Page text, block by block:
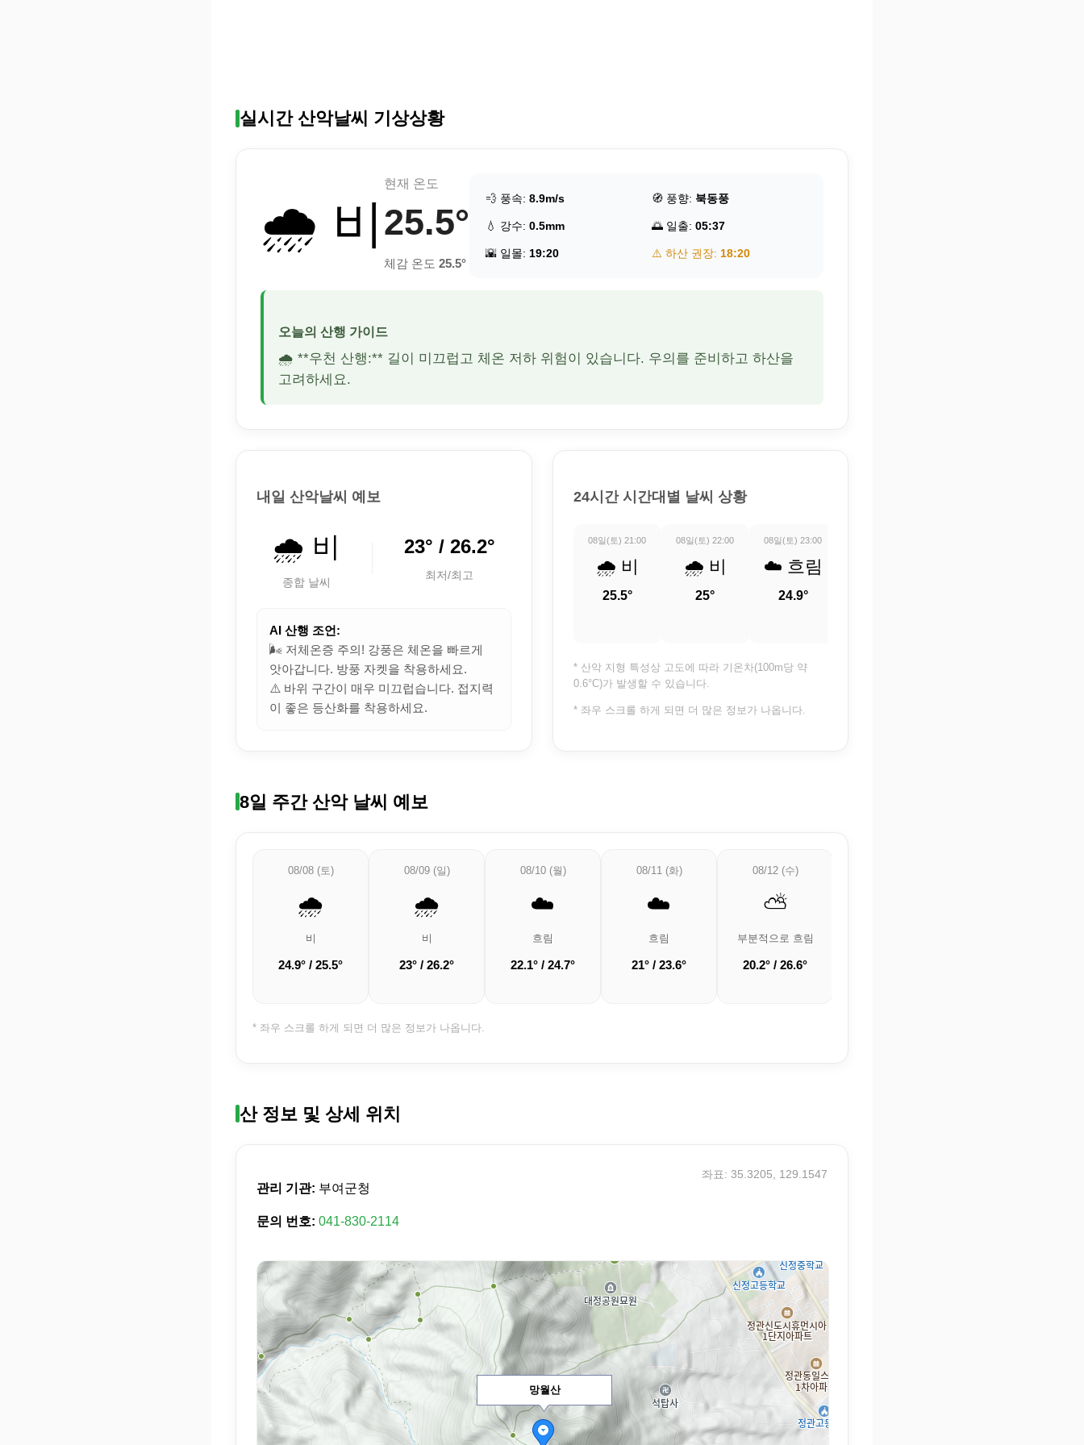
실시간 산악날씨 기상상황
🌧️ 비
현재 온도
25.5°
체감 온도 25.5°
💨 풍속: 8.9m/s 🧭 풍향: 북동풍
💧 강수: 0.5mm 🌅 일출: 05:37
🌇 일몰: 19:20 ⚠️ 하산 권장: 18:20
오늘의 산행 가이드
🌧️ **우천 산행:** 길이 미끄럽고 체온 저하 위험이 있습니다. 우의를 준비하고 하산을
고려하세요.
내일 산악날씨 예보
🌧️ 비
종합 날씨
23° / 26.2°
최저/최고
AI 산행 조언:
🌬️ 저체온증 주의! 강풍은 체온을 빠르게
앗아갑니다. 방풍 자켓을 착용하세요.
⚠️ 바위 구간이 매우 미끄럽습니다. 접지력
이 좋은 등산화를 착용하세요.
24시간 시간대별 날씨 상황
08일(토) 21:00
🌧️ 비
25.5°
08일(토) 22:00
🌧️ 비
25°
08일(토) 23:00
☁️ 흐림
24.9°
* 산악 지형 특성상 고도에 따라 기온차(100m당 약
0.6°C)가 발생할 수 있습니다.
* 좌우 스크롤 하게 되면 더 많은 정보가 나옵니다.
8일 주간 산악 날씨 예보
08/08 (토)
🌧️
비
24.9° / 25.5°
08/09 (일)
🌧️
비
23° / 26.2°
08/10 (월)
☁️
흐림
22.1° / 24.7°
08/11 (화)
☁️
흐림
21° / 23.6°
08/12 (수)
⛅
부분적으로 흐림
20.2° / 26.6°
* 좌우 스크롤 하게 되면 더 많은 정보가 나옵니다.
산 정보 및 상세 위치
관리 기관: 부여군청
문의 번호: 041-830-2114
좌표: 35.3205, 129.1547
망월산